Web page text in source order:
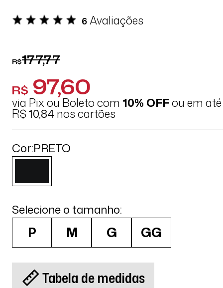
6Avaliações
R$177,77
R$ 97,60
via Pix ou Boleto com 10% OFFou em
R$10,84nos cartões
Cor:PRETO
Selecione o tamanho:
P M G GG
Tabela de medidas